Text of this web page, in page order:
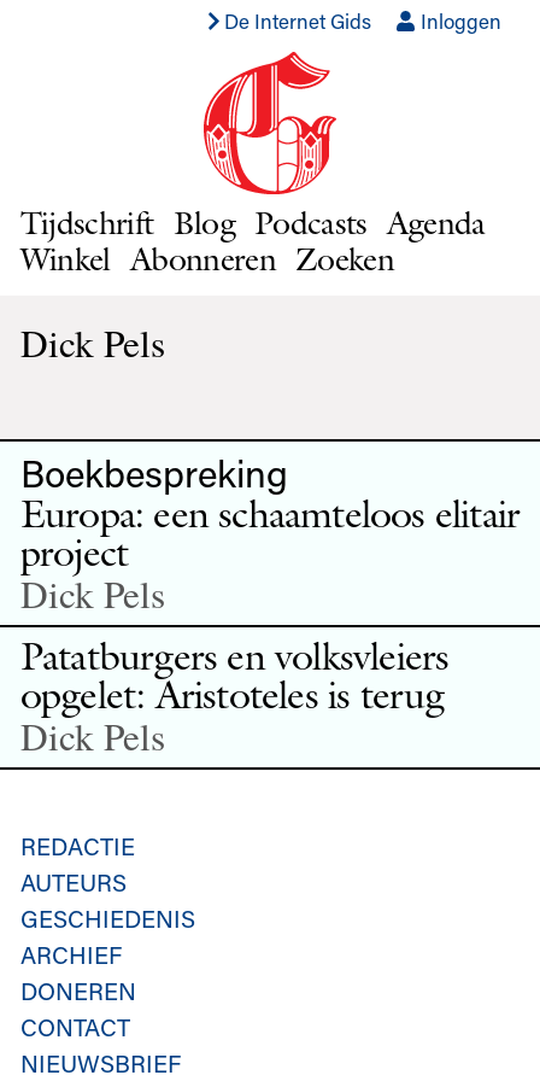
De Internet Gids Inloggen
Tijdschrift Blog Podcasts Agenda
Winkel Abonneren Zoeken
Dick Pels
Boekbespreking
Europa: een schaamteloos elitair
project
Dick Pels
Patatburgers en volksvleiers
opgelet: Aristoteles is terug
Dick Pels
REDACTIE
AUTEURS
GESCHIEDENIS
ARCHIEF
DONEREN
CONTACT
NIEUWSBRIEF